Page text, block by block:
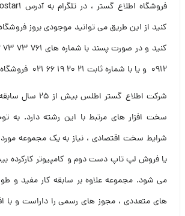
فروشگاه اطلاع گستر ، در تلگرام به آدرس
کنید از این طریق می توانید موجودی بروز
۰۹۱۲ و یا با شماره ثابت ۲۱ ۲۰ ۱۹ ۶۶ ۰۲۱ فروشگاه تماس بگیرید
سخت افزار های مرتبط با این رشته دارد. به
شرایط سخت اقتصادی ، نیاز به یک مجموعه مورد
یا فروش لپ تاپ دست دوم و کامپیوتر
می شود. مجموعه علاوه بر سابقه کار مفید و
های متعددی ، مجوز های رسمی را داراست و با